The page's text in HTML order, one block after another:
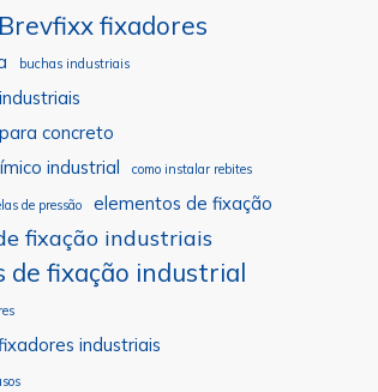
Brevfixx fixadores
buchas industriais
concreto
industrial
como instalar rebites
de pressão elementos de fixação
fixação industriais
de fixação industrial
industriais